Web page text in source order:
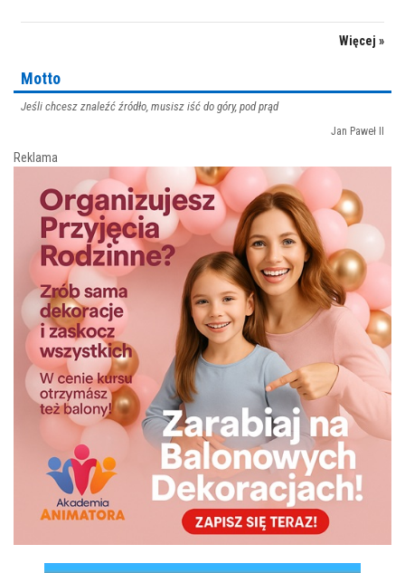
Więcej »
Motto
Jeśli chcesz znaleźć źródło, musisz iść do góry, pod prąd
Jan Paweł II
Reklama